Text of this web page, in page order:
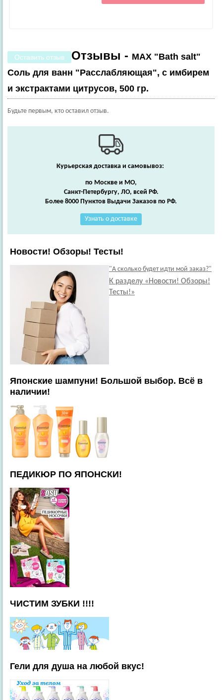
Оставить отзыв Отзывы - MAX "Bath salt"
Cоль для ванн "Расслабляющая", с имбирем
и экстрактами цитрусов, 500 гр.
Будьте первым, кто оставил отзыв.
Курьерская доставка и самовывоз:
по Москве и МО,
Санкт-Петербургу, ЛО, всей РФ.
Более 8000 Пунктов Выдачи Заказов по РФ.
Узнать о доставке
Новости! Обзоры! Тесты!
"А сколько будет идти мой заказ?"
К разделу «Новости! Обзоры!
Тесты!»
Японские шампуни! Большой выбор. Всё в
наличии!
ПЕДИКЮР ПО ЯПОНСКИ!
ЧИСТИМ ЗУБКИ !!!!
Гели для душа на любой вкус!